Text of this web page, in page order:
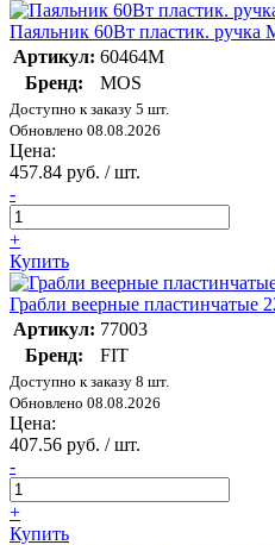
Паяльник 60Вт пластик. ручка
Артикул: 60464М
Бренд:
MOS
Доступно к заказу 5 шт.
Обновлено 08.08.2026
Цена:
457.84 руб. / шт.
-
+
Купить
Грабли веерные пластинчатые
Артикул: 77003
Бренд:
FIT
Доступно к заказу 8 шт.
Обновлено 08.08.2026
Цена:
407.56 руб. / шт.
-
+
Купить